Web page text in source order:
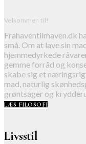
Velkommen til!
Frahaventilmaven.dk
små. Om at lave sin
hjemmedyrkede
gemme forråd og
skabe sig et
mad, naturlig
grøntsager og
LÆS FILOSOFI
Livsstil